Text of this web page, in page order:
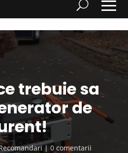
trebuie sa
de
0 comentarii